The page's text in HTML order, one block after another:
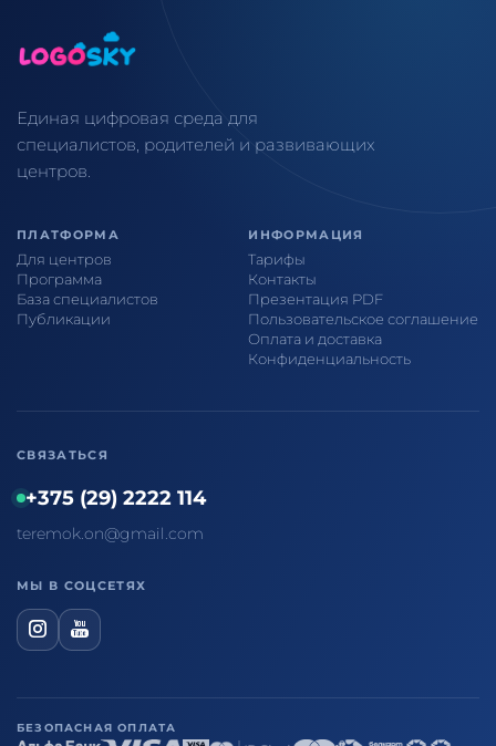
Единая цифровая среда для
специалистов, родителей и развивающих
центров.
ПЛАТФОРМА
Для центров
Программа
База специалистов
Публикации
ИНФОРМАЦИЯ
Тарифы
Контакты
Презентация PDF
Пользовательское соглашение
Оплата и доставка
Конфиденциальность
СВЯЗАТЬСЯ
+375 (29) 2222 114
teremok.on@gmail.com
МЫ В СОЦСЕТЯХ
БЕЗОПАСНАЯ ОПЛАТА